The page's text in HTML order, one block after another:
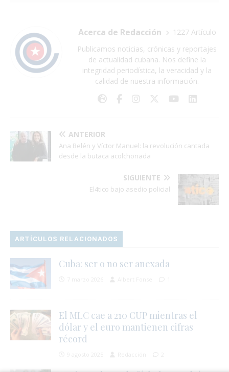
Acerca de Redacción
1227 Artículo
Publicamos noticias, crónicas y reportajes
de actualidad cubana. Nos define la
integridad periodística, la veracidad y la
calidad de nuestra información.
ANTERIOR
Ana Belén y Víctor Manuel: la revolución cantada
desde la butaca acolchonada
SIGUIENTE
El4tico bajo asedio policial
ARTÍCULOS RELACIONADOS
Cuba: ser o no ser anexada
El MLC cae a 210 CUP mientras el
dólar y el euro mantienen cifras
récord